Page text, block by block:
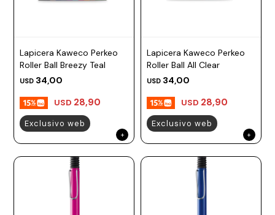
Lapicera Kaweco Perkeo
Roller Ball Breezy Teal
USD 34,00
USD 28,90
Exclusivo web
Lapicera Kaweco Perkeo
Roller Ball All Clear
USD 34,00
USD 28,90
Exclusivo web